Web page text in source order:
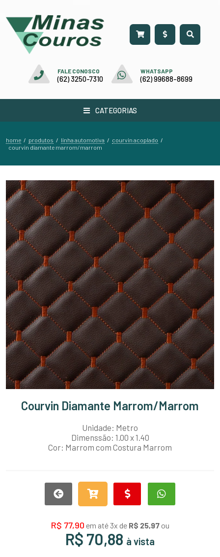
FALE CONOSCO
(62) 3250-7310
WHATSAPP
(62) 99688-8699
CATEGORIAS
home / produtos / linha automotiva / courvin acoplado /
courvin diamante marrom/marrom
Courvin Diamante Marrom/Marrom
Unidade: Metro
Dimenssão: 1.00 x 1.40
Cor: Marrom com Costura Marrom
R$ 77,90 em até 3x de R$ 25,97ou
R$ 70,88 à vista